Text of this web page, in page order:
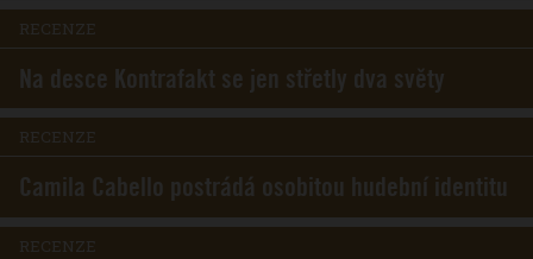
RECENZE
Na desce Kontrafakt se jen střetly dva světy
RECENZE
Camila Cabello postrádá osobitou hudební identitu
RECENZE